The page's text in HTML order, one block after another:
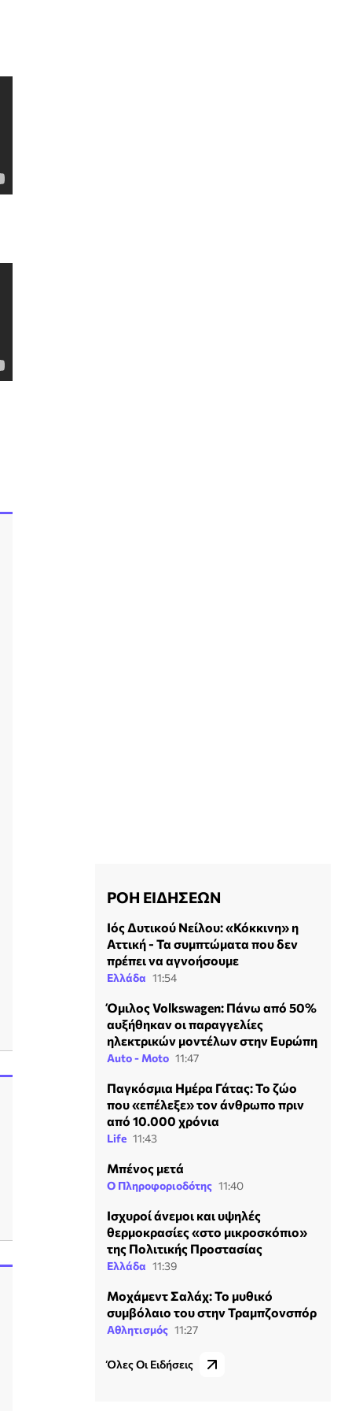
ΡΟΗ ΕΙΔΗΣΕΩΝ
Ιός Δυτικού Νείλου: «Κόκκινη» η
Αττική - Τα συμπτώματα που δεν
πρέπει να αγνοήσουμε
Ελλάδα 11:54
Όμιλος Volkswagen: Πάνω από 50%
αυξήθηκαν οι παραγγελίες
ηλεκτρικών μοντέλων στην Ευρώπη
Auto - Moto 11:47
Παγκόσμια Ημέρα Γάτας: Το ζώο
που «επέλεξε» τον άνθρωπο πριν
από 10.000 χρόνια
Life 11:43
Μπένος μετά
Ο Πληροφοριοδότης 11:40
Ισχυροί άνεμοι και υψηλές
θερμοκρασίες «στο μικροσκόπιο»
της Πολιτικής Προστασίας
Ελλάδα 11:39
Μοχάμεντ Σαλάχ: Το μυθικό
συμβόλαιο του στην Τραμπζονσπόρ
Αθλητισμός 11:27
Όλες Οι Ειδήσεις